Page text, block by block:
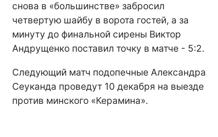
снова в «большинстве» забросил
четвертую шайбу в ворота гостей, а за
минуту до финальной сирены Виктор
Андрущенко поставил точку в матче - 5:2.
Следующий матч подопечные Александра
Сеуканда проведут 10 декабря на выезде
против минского «Керамина».